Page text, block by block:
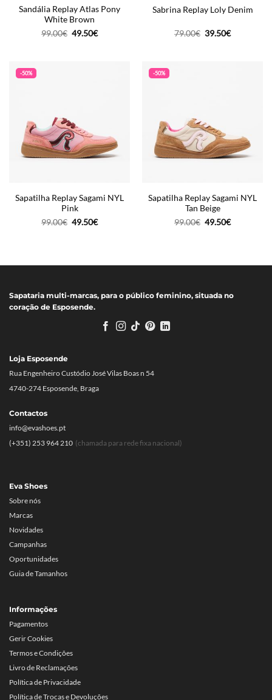
Sandália Replay Atlas Pony
White Brown
99.00€ O
49.50€O
Sabrina Replay Loly Denim
79.00€ O
39.50€O
-50%
Sapatilha Replay Sagami NYL
Pink
99.00€ O
49.50€O
-50%
Sapatilha Replay Sagami NYL
Tan Beige
99.00€ O
49.50€O
Sapataria multi-marcas, para o público feminino, situada no
coração de Esposende.
Eva Shoes
Sobre nós
Marcas
Novidades
Campanhas
Oportunidades
Guia de Tamanhos
Informações
Pagamentos
Gerir Cookies
Termos e Condições
Livro de Reclamações
Política de Privacidade
Política de Trocas e Devoluções
Loja Esposende
Rua Engenheiro Custódio José Vilas Boas n 54
4740-274 Esposende, Braga
Contactos
info@evashoes.pt
(+351) 253 964 210 (chamada para rede fixa nacional)